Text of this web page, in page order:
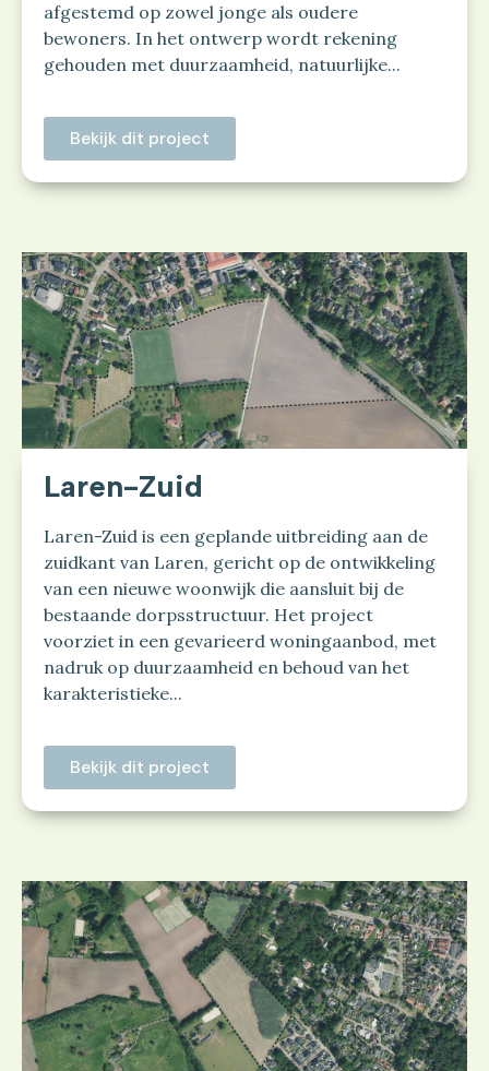
afgestemd op zowel jonge als oudere
bewoners. In het ontwerp wordt rekening
gehouden met duurzaamheid, natuurlijke...
Bekijk dit project
Laren-Zuid
Laren-Zuid is een geplande uitbreiding aan de
zuidkant van Laren, gericht op de ontwikkeling
van een nieuwe woonwijk die aansluit bij de
bestaande dorpsstructuur. Het project
voorziet in een gevarieerd woningaanbod, met
nadruk op duurzaamheid en behoud van het
karakteristieke...
Bekijk dit project